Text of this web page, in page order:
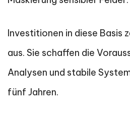
Investitionen in diese Basis
aus. Sie schaffen die
Analysen und stabile
fünf Jahren.